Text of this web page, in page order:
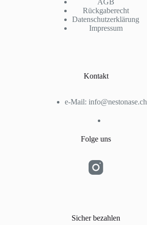
Rückgaberecht
Datenschutzerklärung
Impressum
Kontakt
e-Mail: info@nestonase.ch
Folge uns
Sicher bezahlen